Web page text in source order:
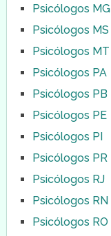
Psicólogos MG
Psicólogos MS
Psicólogos MT
Psicólogos PA
Psicólogos PB
Psicólogos PE
Psicólogos PI
Psicólogos PR
Psicólogos RJ
Psicólogos RN
Psicólogos RO